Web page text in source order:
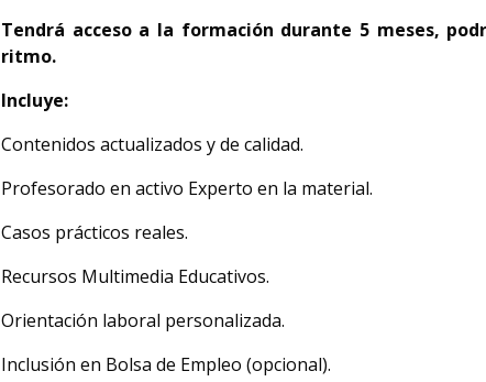
Tendrá acceso a la formación durante 5 meses,
ritmo.
Incluye:
Contenidos actualizados y de calidad.
Profesorado en activo Experto en la material.
Casos prácticos reales.
Recursos Multimedia Educativos.
Orientación laboral personalizada.
Inclusión en Bolsa de Empleo (opcional).